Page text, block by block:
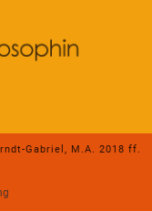
Gabriel, M.A. 2018 ff.